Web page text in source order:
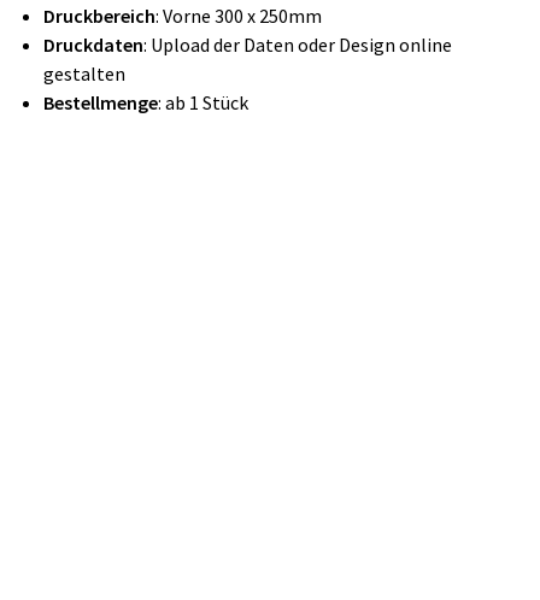
Druckbereich: Vorne 300 x 250mm
Druckdaten: Upload der Daten oder Design online
gestalten
Bestellmenge: ab 1 Stück